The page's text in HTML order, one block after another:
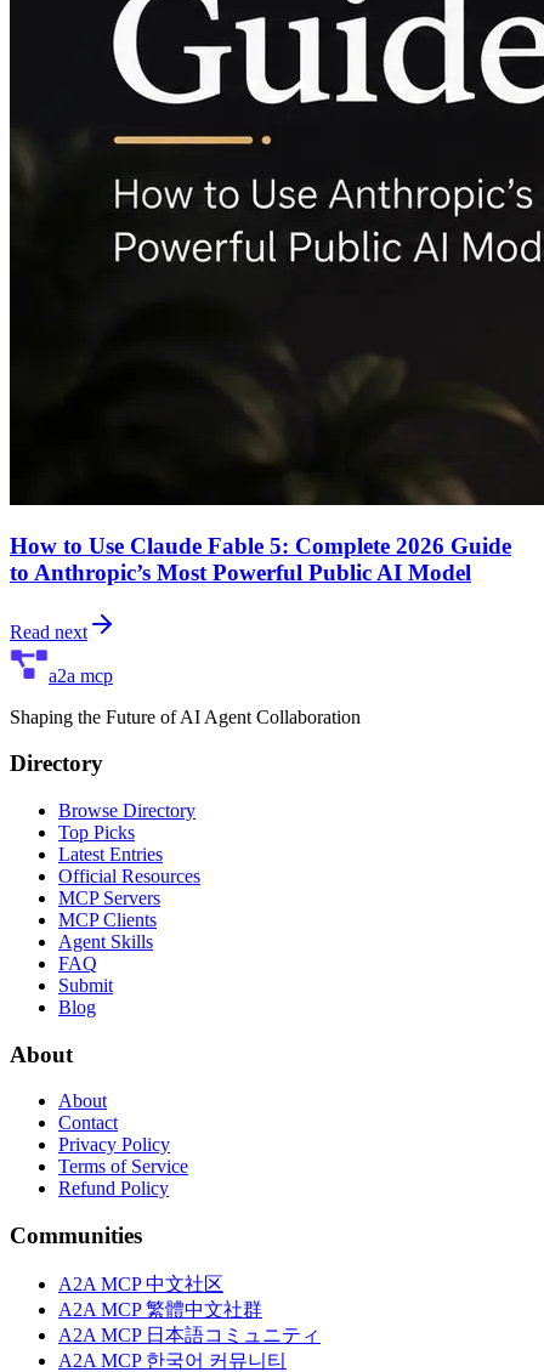
How to Use Claude Fable 5: Complete 2026 Guide
to Anthropic’s Most Powerful Public AI Model
Read next
a2a mcp
Shaping the Future of AI Agent Collaboration
Directory
Browse Directory
Top Picks
Latest Entries
Official Resources
MCP Servers
MCP Clients
Agent Skills
FAQ
Submit
Blog
About
About
Contact
Privacy Policy
Terms of Service
Refund Policy
Communities
A2A MCP 中文社区
A2A MCP 繁體中文社群
A2A MCP 日本語コミュニティ
A2A MCP 한국어 커뮤니티